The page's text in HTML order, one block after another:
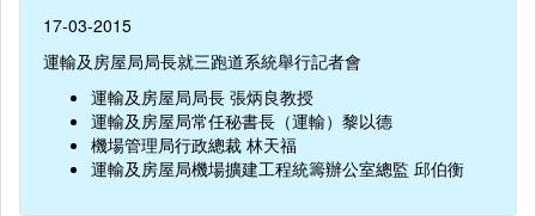
17-03-2015
運輸及房屋局局長就三跑道系統舉行記者會
運輸及房屋局局長 張炳良教授
運輸及房屋局常任秘書長（運輸）黎以德
機場管理局行政總裁 林天福
運輸及房屋局機場擴建工程統籌辦公室總監 邱伯衡